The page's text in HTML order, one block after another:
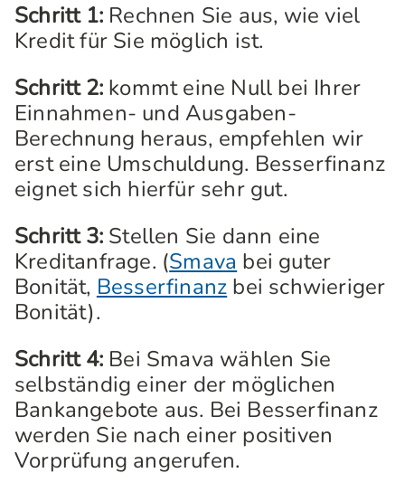
Schritt 1: Rechnen Sie aus, wie viel
Kredit für Sie möglich ist.
Schritt 2: kommt eine Null bei Ihrer
Einnahmen- und Ausgaben-
Berechnung heraus, empfehlen wir
erst eine Umschuldung. Besserfinanz
eignet sich hierfür sehr gut.
Schritt 3: Stellen Sie dann eine
Kreditanfrage. (Smava bei guter
Bonität, Besserfinanz bei schwieriger
Bonität).
Schritt 4: Bei Smava wählen Sie
selbständig einer der möglichen
Bankangebote aus. Bei Besserfinanz
werden Sie nach einer positiven
Vorprüfung angerufen.